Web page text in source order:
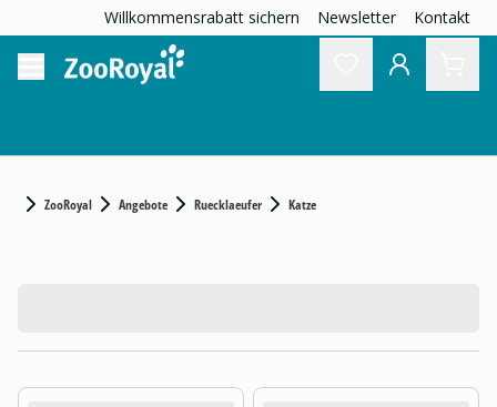
Willkommensrabatt sichern Newsletter Kontakt
ZooRoyal Angebote Ruecklaeufer Katze